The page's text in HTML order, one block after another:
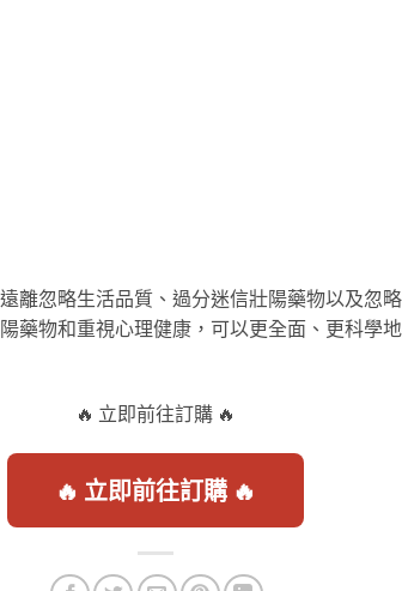
離忽略生活品質、過分迷信壯陽藥物以及忽
藥物和重視心理健康，可以更全面、更科學
🔥 立即前往訂購 🔥
🔥 立即前往訂購 🔥